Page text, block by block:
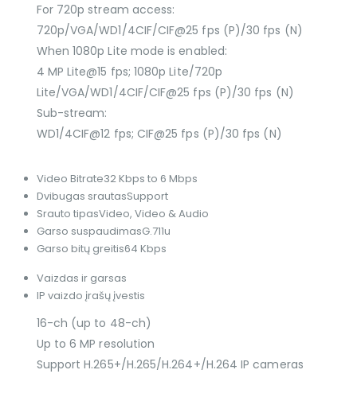
For 720p stream access:
720p/VGA/WD1/4CIF/CIF@25 fps (P)/30 fps (N)
When 1080p Lite mode is enabled:
4 MP Lite@15 fps; 1080p Lite/720p
Lite/VGA/WD1/4CIF/CIF@25 fps (P)/30 fps (N)
Sub-stream:
WD1/4CIF@12 fps; CIF@25 fps (P)/30 fps (N)
Video Bitrate32 Kbps to 6 Mbps
Dvibugas srautasSupport
Srauto tipasVideo, Video & Audio
Garso suspaudimasG.711u
Garso bitų greitis64 Kbps
Vaizdas ir garsas
IP vaizdo įrašų įvestis
16-ch (up to 48-ch)
Up to 6 MP resolution
Support H.265+/H.265/H.264+/H.264 IP cameras